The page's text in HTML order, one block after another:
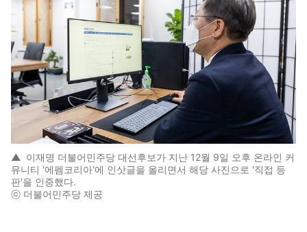
▲ 이재명 더불어민주당 대선후보가 지난 12월 9일 오후 온라인 커
뮤니티 '에펨코리아'에 인삿글을 올리면서 해당 사진으로 '직접 등
판'을 인증했다.
ⓒ 더불어민주당 제공